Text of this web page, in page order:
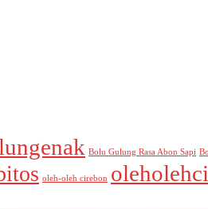
Bolu Gulung Rasa Abon Sapi
oleh-oleh cirebon